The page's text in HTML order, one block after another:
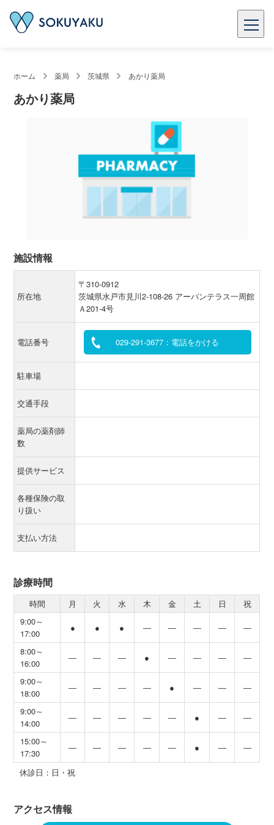
ホーム 薬局 茨城県 あかり薬局
あかり薬局
施設情報
所在地
〒310-0912
茨城県水戸市見川2-108-26 アーバンテラス一周館
Ａ201-4号
電話番号 029-291-3677：電話をかける
駐車場
交通手段
薬局の薬剤師
数
提供サービス
各種保険の取
り扱い
支払い方法
診療時間
時間 月 火 水 木 金 土 日
祝
9:00～
17:00
● ● ● ― ― ― ― ―
8:00～
16:00
― ― ― ● ― ― ― ―
9:00～
18:00
― ― ― ― ● ― ― ―
9:00～
14:00
― ― ― ― ― ● ― ―
15:00～
17:30
― ― ― ― ― ● ― ―
休診日：日・祝
アクセス情報